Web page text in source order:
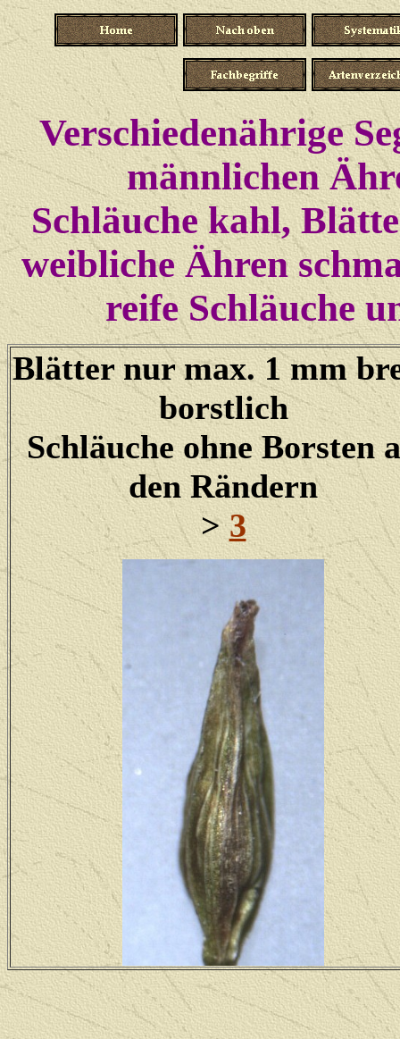
Verschiedenährige
männlichen
Schläuche kahl,
weibliche Ähren
reife Schläuche
Blätter nur max. 1 mm
borstlich
Schläuche ohne Borsten
den Rändern
>3